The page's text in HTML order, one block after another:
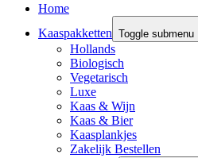
Home
Kaaspakketten Toggle submenu
Hollands
Biologisch
Vegetarisch
Luxe
Kaas & Wijn
Kaas & Bier
Kaasplankjes
Zakelijk Bestellen